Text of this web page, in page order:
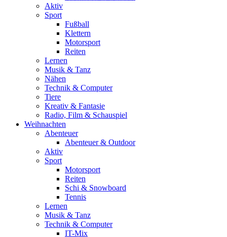
Aktiv
Sport
Fußball
Klettern
Motorsport
Reiten
Lernen
Musik & Tanz
Nähen
Technik & Computer
Tiere
Kreativ & Fantasie
Radio, Film & Schauspiel
Weihnachten
Abenteuer
Abenteuer & Outdoor
Aktiv
Sport
Motorsport
Reiten
Schi & Snowboard
Tennis
Lernen
Musik & Tanz
Technik & Computer
IT-Mix